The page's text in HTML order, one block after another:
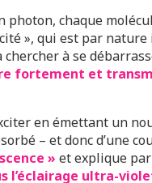
photon, chaque
», qui est par
à se
fortement et
en émettant un
– et donc d’une
» et explique
l’éclairage ultra-